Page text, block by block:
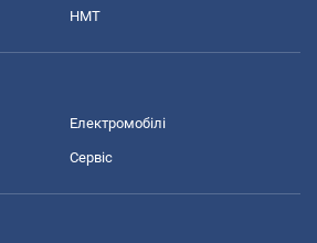
НМТ
Електромобілі
Сервіс